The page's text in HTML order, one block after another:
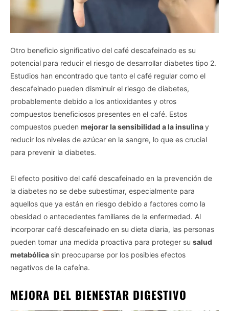
Otro beneficio significativo del café descafeinado es su
potencial para reducir el riesgo de desarrollar diabetes tipo 2.
Estudios han encontrado que tanto el café regular como el
descafeinado pueden disminuir el riesgo de diabetes,
probablemente debido a los antioxidantes y otros
compuestos beneficiosos presentes en el café. Estos
compuestos pueden mejorar la sensibilidad a la insulinay
reducir los niveles de azúcar en la sangre, lo que es crucial
para prevenir la diabetes.
El efecto positivo del café descafeinado en la prevención de
la diabetes no se debe subestimar, especialmente para
aquellos que ya están en riesgo debido a factores como la
obesidad o antecedentes familiares de la enfermedad. Al
incorporar café descafeinado en su dieta diaria, las personas
pueden tomar una medida proactiva para proteger su salud
metabólica sin preocuparse por los posibles efectos
negativos de la cafeína.
MEJORA DEL BIENESTAR DIGESTIVO